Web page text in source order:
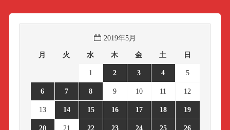
2019年5月
月 火 水 木 金 土 日
1 2 3 4 5
6 7 8 9 10 11 12
13 14 15 16 17 18 19
20 21 22 23 24 25 26